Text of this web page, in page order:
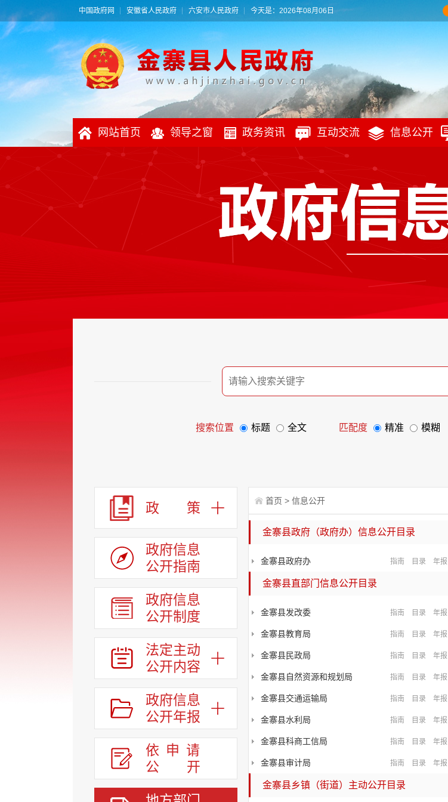
中国政府网 安徽省人民政府 六安市人民政府 今天是：2026年08月06日
网站首页 领导之窗 政务资讯 互动交流 信息公开
搜索位置 标题 全文 匹配度 精准 模糊
政 策
政府信息
公开指南
政府信息
公开制度
法定主动
公开内容
政府信息
公开年报
依申请
公
开
首页 > 信息公开
金寨县政府（政府办）信息公开目录
指南 目录 年报
金寨县政府办
金寨县直部门信息公开目录
指南 目录 年报
金寨县发改委
指南 目录 年报
金寨县教育局
指南 目录 年报
金寨县民政局
指南 目录 年报
金寨县自然资源和规划局
指南 目录 年报
金寨县交通运输局
指南 目录 年报
金寨县水利局
指南 目录 年报
金寨县科商工信局
指南 目录 年报
金寨县审计局
金寨县乡镇（街道）主动公开目录